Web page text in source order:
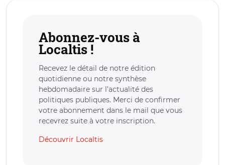
Abonnez-vous à
Localtis !
Recevez le détail de notre édition
quotidienne ou notre synthèse
hebdomadaire sur l’actualité des
politiques publiques. Merci de confirmer
votre abonnement dans le mail que vous
recevrez suite à votre inscription.
Découvrir Localtis